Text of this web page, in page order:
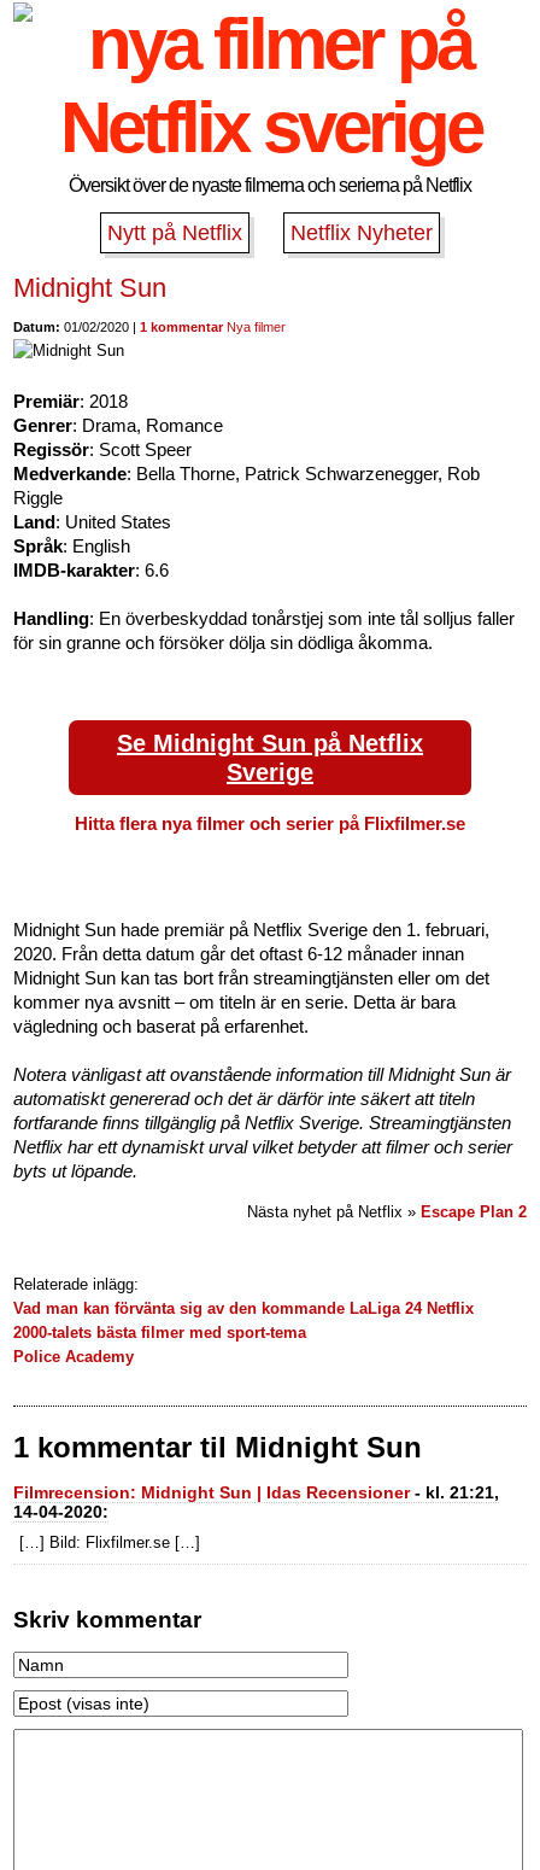
Översikt över de nyaste filmerna och serierna på Netflix
Nytt på Netflix Netflix Nyheter
Midnight Sun
Datum: 01/02/2020 |1 kommentar Nya filmer
Premiär: 2018
Genrer: Drama, Romance
Regissör: Scott Speer
Medverkande: Bella Thorne, Patrick Schwarzenegger, Rob
Riggle
Land: United States
Språk: English
IMDB-karakter: 6.6
Handling: En överbeskyddad tonårstjej som inte tål solljus faller
för sin granne och försöker dölja sin dödliga åkomma.
Se Midnight Sun på Netflix
Sverige
Hitta flera nya filmer och serier på Flixfilmer.se
Midnight Sun hade premiär på Netflix Sverige den 1. februari,
2020. Från detta datum går det oftast 6-12 månader innan
Midnight Sun kan tas bort från streamingtjänsten eller om det
kommer nya avsnitt – om titeln är en serie. Detta är bara
vägledning och baserat på erfarenhet.
Notera vänligast att ovanstående information till Midnight Sun är
automatiskt genererad och det är därför inte säkert att titeln
fortfarande finns tillgänglig på Netflix Sverige. Streamingtjänsten
Netflix har ett dynamiskt urval vilket betyder att filmer och serier
byts ut löpande.
Nästa nyhet på Netflix » Escape Plan 2
Relaterade inlägg:
Vad man kan förvänta sig av den kommande LaLiga 24 Netflix
2000-talets bästa filmer med sport-tema
Police Academy
1 kommentar til Midnight Sun
Filmrecension: Midnight Sun | Idas Recensioner- kl. 21:21,
14-04-2020:
[…] Bild: Flixfilmer.se […]
Skriv kommentar